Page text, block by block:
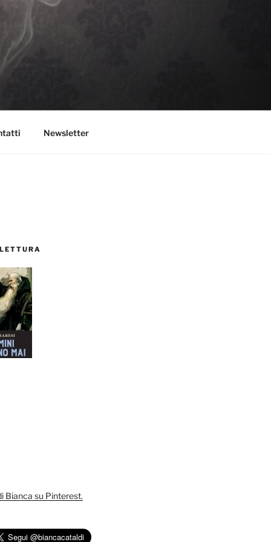
Newsletter
Bianca su Pinterest.